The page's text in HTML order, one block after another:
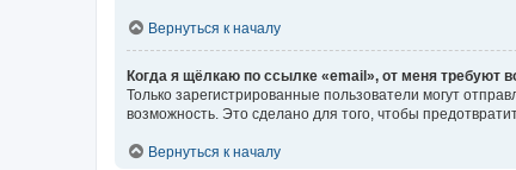
Вернуться к началу
Когда я щёлкаю по ссылке «email», от меня требуют
Только зарегистрированные пользователи могут
возможность. Это сделано для того, чтобы
Вернуться к началу